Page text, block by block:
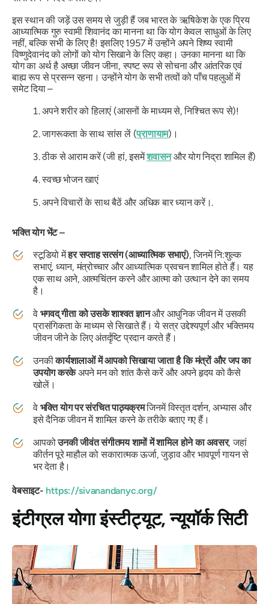
इस स्थान की जड़ें उस समय से जुड़ी हैं जब भारत के ऋषिकेश के एक प्रिय
आध्यात्मिक गुरु स्वामी शिवानंद का मानना ​​था कि योग केवल साधुओं के लिए
नहीं, बल्कि सभी के लिए है! इसलिए 1957 में उन्होंने अपने शिष्य स्वामी
विष्णुदेवानंद को लोगों को योग सिखाने के लिए कहा। उनका मानना ​​था कि
योग का अर्थ है अच्छा जीवन जीना, स्पष्ट रूप से सोचना और आंतरिक एवं
बाह्य रूप से प्रसन्न रहना। उन्होंने योग के सभी तत्वों को पाँच पहलुओं में
समेट दिया –
अपने शरीर को हिलाएं (आसनों के माध्यम से, निश्चित रूप से)!
जागरूकता के साथ सांस लें (प्राणायाम)।
ठीक से आराम करें (जी हां, इसमेंशवासनऔर योग निद्रा शामिल हैं)
स्वच्छ भोजन खाएं
अपने विचारों के साथ बैठें और अधिक बार ध्यान करें।.
भक्ति योग भेंट –
स्टूडियो मेंहर सप्ताह सत्संग (आध्यात्मिक सभाएं), जिनमें नि:शुल्क
सभाएं, ध्यान, मंत्रोच्चार और आध्यात्मिक प्रवचन शामिल होते हैं। यह
एक साथ आने, आत्मचिंतन करने और आत्मा को उत्थान देने का समय
है।
वे भगवद् गीता को उसके शाश्वत ज्ञानऔर आधुनिक जीवन में उसकी
प्रासंगिकता के माध्यम से सिखाते हैं। ये सत्र उद्देश्यपूर्ण और भक्तिमय
जीवन जीने के लिए अंतर्दृष्टि प्रदान करते हैं।
उनकीकार्यशालाओं में आपको सिखाया जाता है कि मंत्रों और जप का
उपयोग करकेअपने मन को शांत कैसे करें और अपने हृदय को कैसे
खोलें।
वे भक्ति योग पर संरचित पाठ्यक्रमजिनमें विस्तृत दर्शन, अभ्यास और
इसे दैनिक जीवन में शामिल करने के तरीके बताए गए हैं।
आपकोउनकी जीवंत संगीतमय शामों में शामिल होने का अवसर, जहां
कीर्तन पूरे माहौल को सकारात्मक ऊर्जा, जुड़ाव और भावपूर्ण गायन से
भर देता है।
वेबसाइट- https://sivanandanyc.org/
इंटीग्रल योगा इंस्टीट्यूट, न्यूयॉर्क सिटी